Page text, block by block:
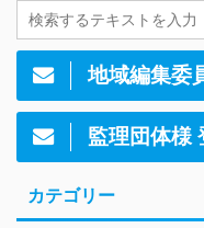
地域編集委
監理団体様
カテゴリー